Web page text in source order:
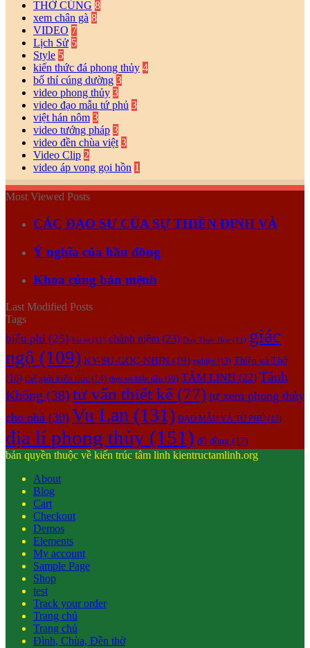
THỜ CÚNG 8
xem chân gà 8
VIDEO 7
Lịch Sử 5
Style 5
kiến thức đá phong thủy 4
bố thí cúng dường 3
video phong thủy 3
video đạo mẫu tứ phủ 3
việt hán nôm 3
video tướng pháp 3
video đền chùa việt 3
Video Clip 2
video áp vong gọi hồn 1
Most Viewed Posts
CÁC ĐẠO SƯ CỦA SỰ THIỀN ĐỊNH VÀ
Ý nghĩa của hầu đồng
Khoa cúng bản mệnh
Last Modified Posts
Tags
biểu phí (25) bát tự(11) chánh niệm (23) Duy Thức Học (11) giác
ngộ (109) KY-SU-GOC-NHIN (19) nghiệp (13) Thiền và Thở
(16) thế giới kiến trúc (14) thực tại hiện tiền (10) TÂM LINH (22) Tánh
Không (38) tư vấn thiết kế(77) tự xem phong thủy
cho nhà (30) Vu Lan (131) ĐẠO MẪU VÀ TỨ PHỦ (13)
địa lí phong thủy (151) đồ đồng (17)
bản quyền thuộc về kiến trúc tâm linh kientructamlinh.org
About
Blog
Cart
Checkout
Demos
Elements
My account
Sample Page
Shop
test
Track your order
Trang chủ
Trang chủ
Đình, Chùa, Đền thờ